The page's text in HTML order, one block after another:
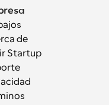
de
Startup